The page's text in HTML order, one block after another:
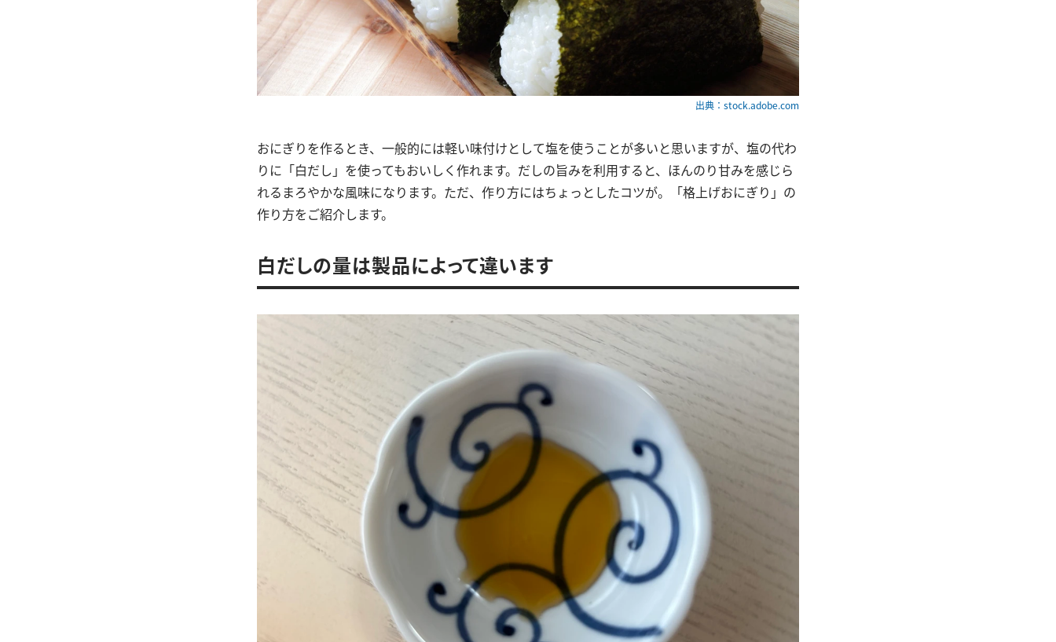
出典：stock.adobe.com
おにぎりを作るとき、一般的には軽い味付けとして塩を使うことが多いと思いますが、塩の代わ
りに「白だし」を使ってもおいしく作れます。だしの旨みを利用すると、ほんのり甘みを感じら
れるまろやかな風味になります。ただ、作り方にはちょっとしたコツが。「格上げおにぎり」の
作り方をご紹介します。
白だしの量は製品によって違います